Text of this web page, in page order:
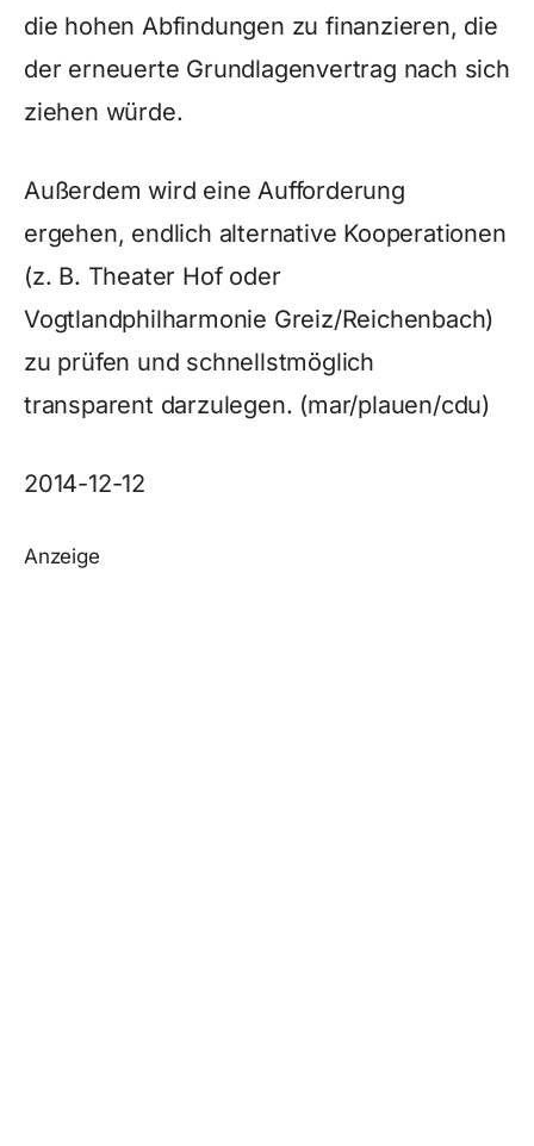
die hohen Abfindungen zu finanzieren, die
der erneuerte Grundlagenvertrag nach sich
ziehen würde.
Außerdem wird eine Aufforderung
ergehen, endlich alternative Kooperationen
(z. B. Theater Hof oder
Vogtlandphilharmonie Greiz/Reichenbach)
zu prüfen und schnellstmöglich
transparent darzulegen. (mar/plauen/cdu)
2014-12-12
Anzeige